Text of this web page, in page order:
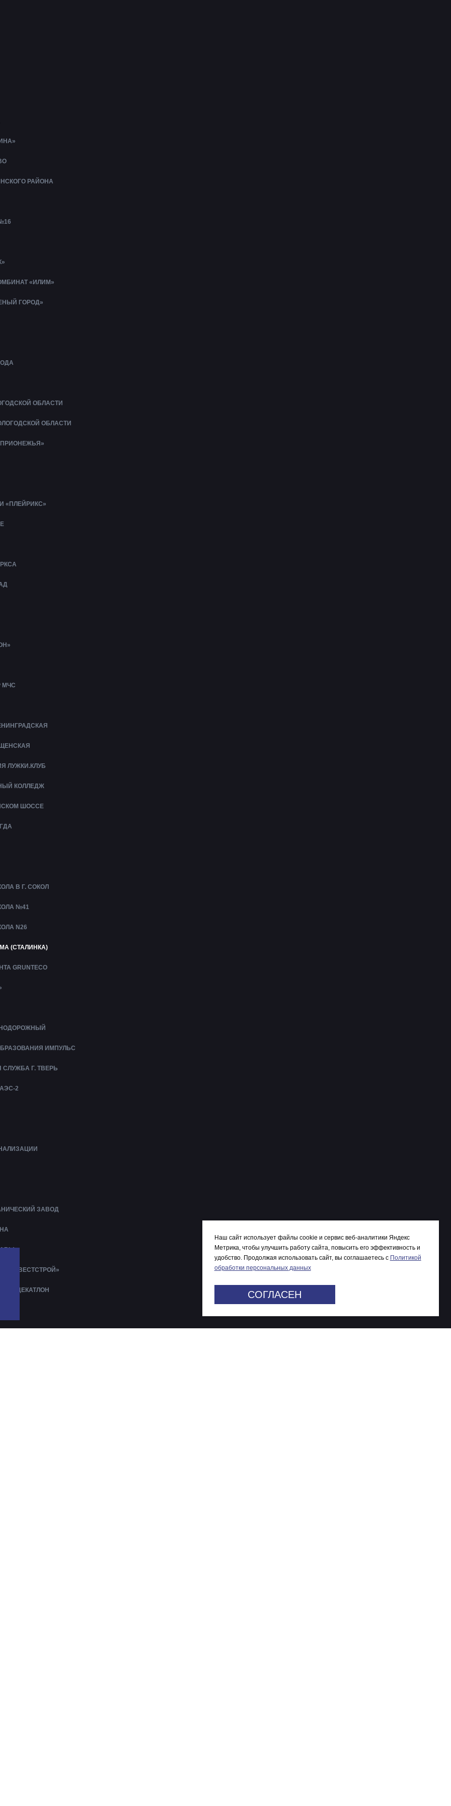
РАЙОНА
«ИЛИМ»
ГОРОД»
ОБЛАСТИ
ОБЛАСТИ
ПРИОНЕЖЬЯ»
«ПЛЕЙРИКС»
МЧС
ЛУЖКИ.КЛУБ
КОЛЛЕДЖ
ШОССЕ
В Г. СОКОЛ
№41
N26
(СТАЛИНКА)
GRUNTECO
ИМПУЛЬС
Г. ТВЕРЬ
2
ЗАВОД
«ИНВЕСТСТРОЙ»
ДЕКАТЛОН
Наш сайт использует файлы cookie и сервис веб-аналитики Яндекс
Метрика, чтобы улучшить работу сайта, повысить его эффективность и
удобство. Продолжая использовать сайт, вы соглашаетесь c Политикой
обработки персональных данных
СОГЛАСЕН